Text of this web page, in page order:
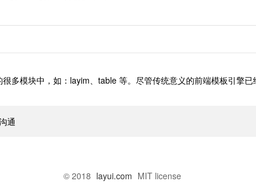
多模块中，如：layim、table 等。尽管传统意义的前端模板引擎
通
© 2018 layui.com MIT license